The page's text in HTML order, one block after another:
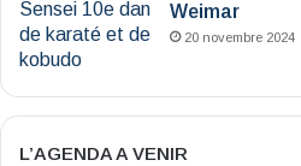
Weimar
20 novembre 2024
L’AGENDA A VENIR